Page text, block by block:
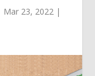
Mar 23, 2022|